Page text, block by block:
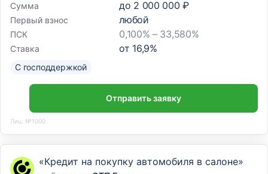
Сумма
до 2 000 000 ₽
Первый взнос любой
ПСК 0,100% – 33,580%
Ставка от 16,9%
С господдержкой
Отправить заявку
Лиц. №1000
«Кредит на покупку автомобиля в салоне»